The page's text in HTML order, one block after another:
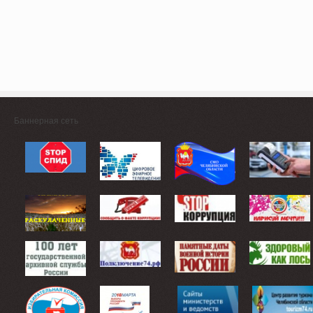
Баннерная сеть